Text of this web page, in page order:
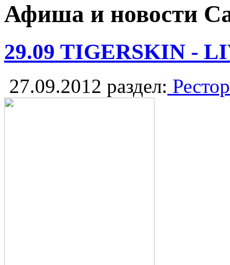
Афиша и новости
29.09 TIGERSKIN -
27.09.2012 раздел: